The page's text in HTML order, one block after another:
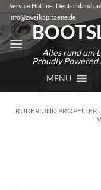
Zum
Inhalt
springen
Service Hotline: Deutschland
info@zweikapitaene.de
Alles rund um
Proudly Powered
MENU
RUDER UND PROPELLER